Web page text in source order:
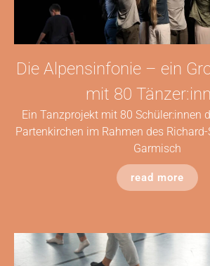
Die Alpensinfonie – ein
mit 80
Ein Tanzprojekt mit 80 Schüler:innen
Partenkirchen im Rahmen des
Garmisch
read more